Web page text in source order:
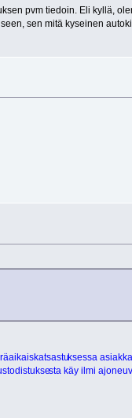
pvm tiedoin. Eli kyllä,
sen mitä kyseinen
ksessa
sta käy ilmi